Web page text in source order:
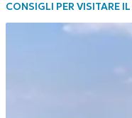
CONSIGLI PER VISITARE